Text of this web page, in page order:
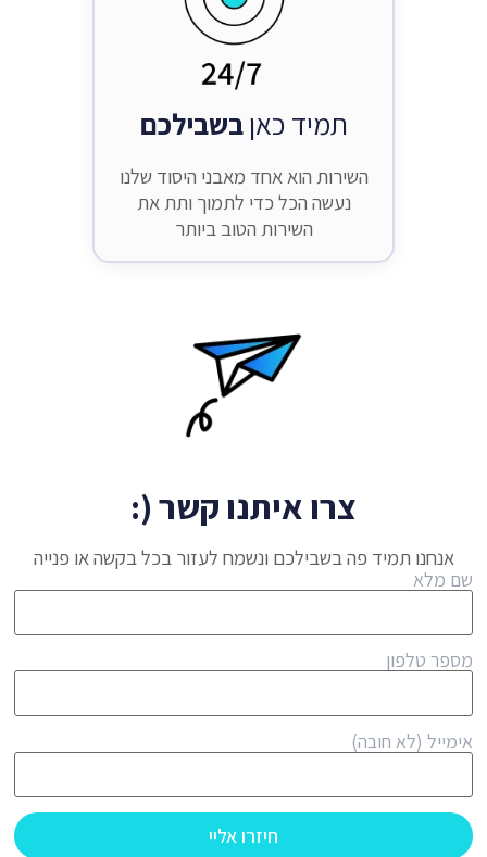
תמיד כאןבשבילכם
השירות הוא אחד מאבני היסוד שלנו
נעשה הכל כדי לתמוך ותת את
השירות הטוב ביותר
צרו איתנו קשר (:
אנחנו תמיד פה בשבילכם ונשמח לעזור בכל בקשה או פנייה
שם מלא
מספר טלפון
אימייל (לא חובה)